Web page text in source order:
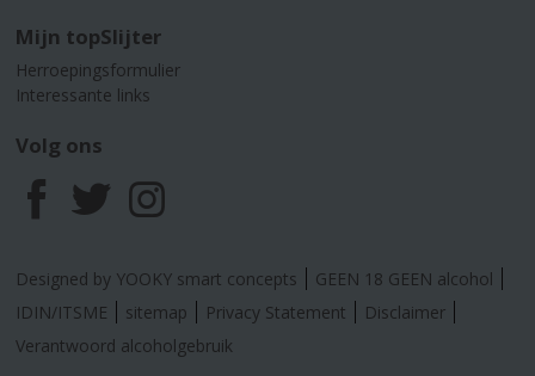
Mijn topSlijter
Herroepingsformulier
Interessante links
Volg ons
F
a
c
T
w
i
I
n
s
Designed by YOOKY smart concepts
GEEN 18 GEEN alcohol
IDIN/ITSME
sitemap Privacy Statement
Disclaimer
Verantwoord alcoholgebruik